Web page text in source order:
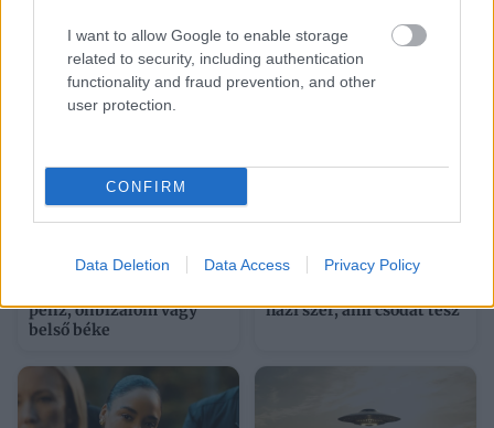
I want to allow Google to enable storage
related to security, including authentication
functionality and fraud prevention, and other
user protection.
CONFIRM
Data Deletion Data Access Privacy Policy
Ezeket olvassákmost
A férfi tőled veszi el, ami
pénz, önbizalom vagy
belső béke
Sárga izzadságfoltok a
házi szer, ami csodát tesz